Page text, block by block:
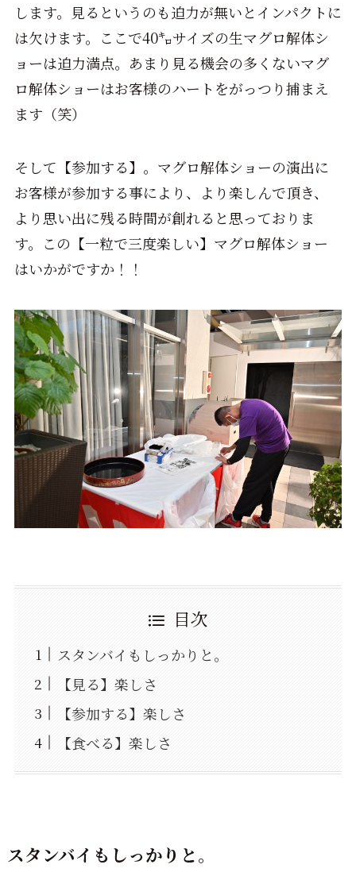
します。見るというのも迫力が無いとインパクトに
は欠けます。ここで40㌔サイズの生マグロ解体シ
ョーは迫力満点。あまり見る機会の多くないマグ
ロ解体ショーはお客様のハートをがっつり捕まえ
ます（笑）
そして【参加する】。マグロ解体ショーの演出に
お客様が参加する事により、より楽しんで頂き、
より思い出に残る時間が創れると思っておりま
す。この【一粒で三度楽しい】マグロ解体ショー
はいかがですか！！
目次
スタンバイもしっかりと。
【見る】楽しさ
【参加する】楽しさ
【食べる】楽しさ
スタンバイもしっかりと。